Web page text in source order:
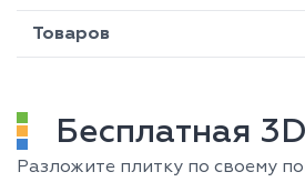
Товаров
Бесплатная
Разложите плитку по своему